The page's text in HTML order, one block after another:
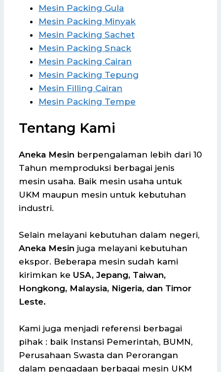
Mesin Packing Gula
Mesin Packing Minyak
Mesin Packing Sachet
Mesin Packing Snack
Mesin Packing Cairan
Mesin Packing Tepung
Mesin Filling Cairan
Mesin Packing Tempe
Tentang Kami
Aneka Mesin berpengalaman lebih dari 10
Tahun memproduksi berbagai jenis
mesin usaha. Baik mesin usaha untuk
UKM maupun mesin untuk kebutuhan
industri.
Selain melayani kebutuhan dalam negeri,
Aneka Mesin juga melayani kebutuhan
ekspor. Beberapa mesin sudah kami
kirimkan ke USA, Jepang, Taiwan,
Hongkong, Malaysia, Nigeria, dan Timor
Leste.
Kami juga menjadi referensi berbagai
pihak : baik Instansi Pemerintah, BUMN,
Perusahaan Swasta dan Perorangan
dalam pengadaan berbagai mesin UKM